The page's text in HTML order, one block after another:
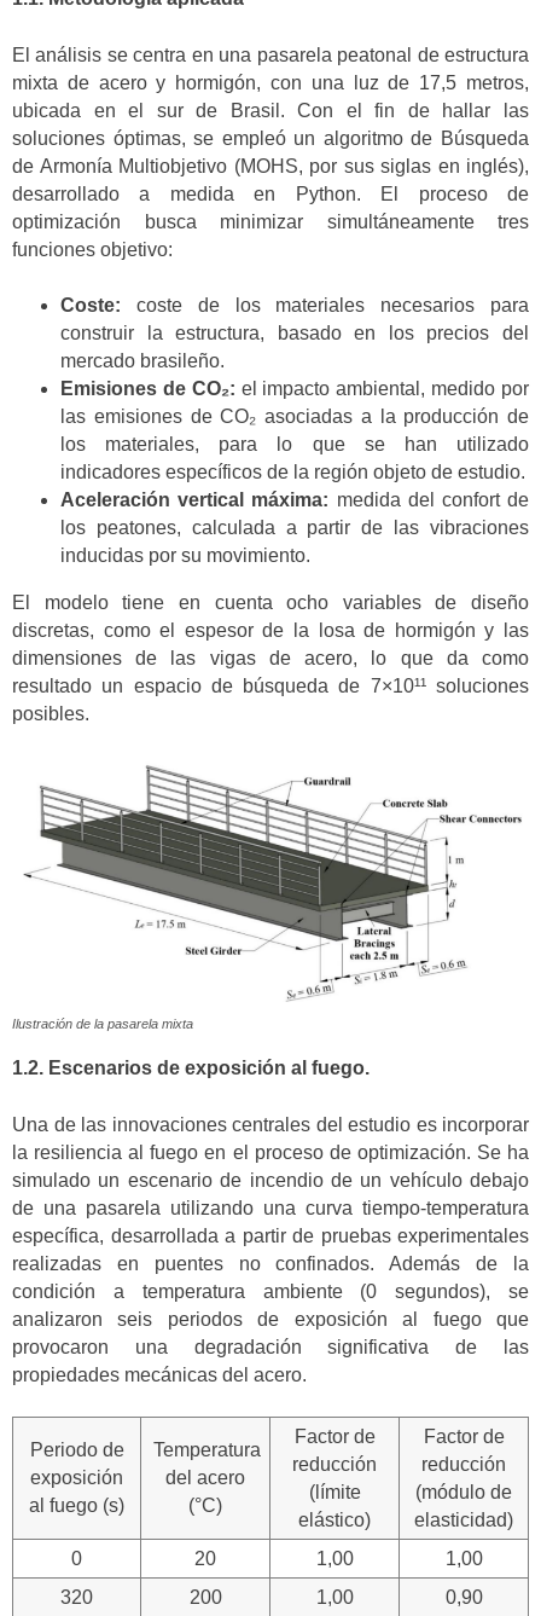
El análisis se centra en una pasarela peatonal de estructura
mixta de acero y hormigón, con una luz de 17,5 metros,
ubicada en el sur de Brasil. Con el fin de hallar las
soluciones óptimas, se empleó un algoritmo de Búsqueda
de Armonía Multiobjetivo (MOHS, por sus siglas en inglés),
desarrollado a medida en Python. El proceso de
optimización busca minimizar simultáneamente tres
funciones objetivo:
Coste: coste de los materiales necesarios para
construir la estructura, basado en los precios del
mercado brasileño.
Emisiones de CO₂: el impacto ambiental, medido por
las emisiones de CO₂ asociadas a la producción de
los materiales, para lo que se han utilizado
indicadores específicos de la región objeto de estudio.
Aceleración vertical máxima: medida del confort de
los peatones, calculada a partir de las vibraciones
inducidas por su movimiento.
El modelo tiene en cuenta ocho variables de diseño
discretas, como el espesor de la losa de hormigón y las
dimensiones de las vigas de acero, lo que da como
resultado un espacio de búsqueda de 7×10¹¹ soluciones
posibles.
Ilustración de la pasarela mixta
1.2. Escenarios de exposición al fuego.
Una de las innovaciones centrales del estudio es incorporar
la resiliencia al fuego en el proceso de optimización. Se ha
simulado un escenario de incendio de un vehículo debajo
de una pasarela utilizando una curva tiempo-temperatura
específica, desarrollada a partir de pruebas experimentales
realizadas en puentes no confinados. Además de la
condición a temperatura ambiente (0 segundos), se
analizaron seis periodos de exposición al fuego que
provocaron una degradación significativa de las
propiedades mecánicas del acero.
Periodo de
exposición
al fuego (s)
Temperatura
del acero
(°C)
Factor de
reducción
(límite
elástico)
Factor de
reducción
(módulo de
elasticidad)
0
20 1,00
1,00
320
200 1,00 0,90